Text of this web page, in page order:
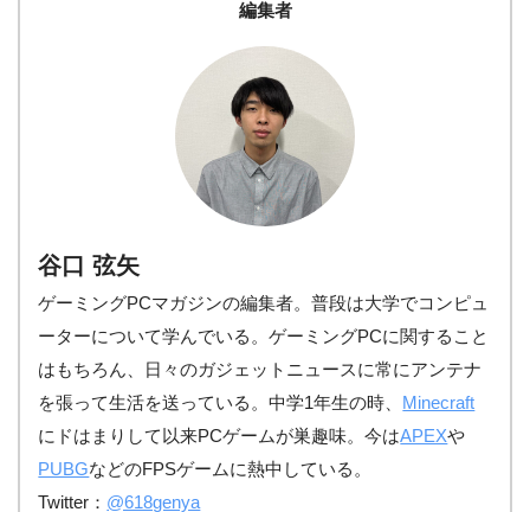
編集者
谷口 弦矢
ゲーミングPCマガジンの編集者。普段は大学でコンピュ
ーターについて学んでいる。ゲーミングPCに関すること
はもちろん、日々のガジェットニュースに常にアンテナ
を張って生活を送っている。中学1年生の時、 Minecraft
にドはまりして以来PCゲームが巣趣味。今はAPEXや
PUBGなどのFPSゲームに熱中している。
Twitter： @618genya